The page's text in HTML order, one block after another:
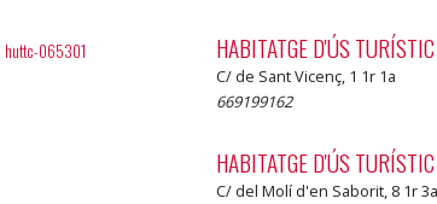
huttc-065301 HABITATGE D'ÚS TURÍSTIC
C/ de Sant Vicenç, 1 1r 1a
669199162
HABITATGE D'ÚS TURÍSTIC
C/ del Molí d'en Saborit, 8 1r 3a